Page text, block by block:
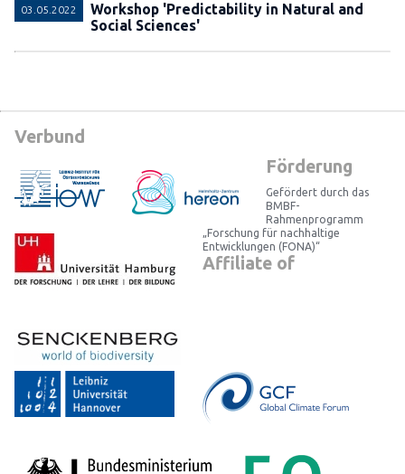
03.05.2022
Workshop 'Predictability in Natural and
Social Sciences'
Verbund
Förderung
Gefördert durch das
BMBF-
Rahmenprogramm
„Forschung für nachhaltige
Entwicklungen (FONA)“
Affiliate of